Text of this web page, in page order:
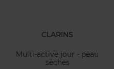
CLARINS
Multi-active jour - peau
sèches